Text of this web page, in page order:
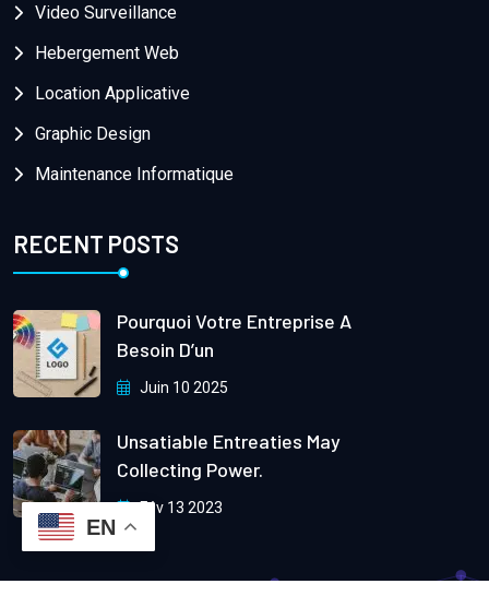
Video Surveillance
Hebergement Web
Location Applicative
Graphic Design
Maintenance Informatique
RECENT POSTS
Pourquoi Votre Entreprise A
Besoin D’un
Juin 10 2025
Unsatiable Entreaties May
Collecting Power.
Fév 13 2023
EN